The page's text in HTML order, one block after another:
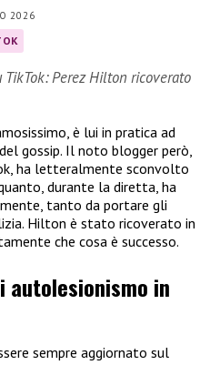
2026
Perez Hilton ricoverato
è lui in pratica ad
gossip. Il noto blogger però,
ha letteralmente sconvolto
durante la diretta, ha
tanto da portare gli
Hilton è stato ricoverato in
che cosa è successo.
autolesionismo in
sempre aggiornato sul